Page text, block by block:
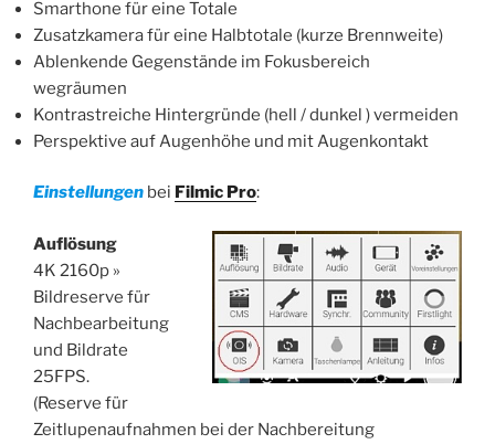
Smarthone für eine Totale
Zusatzkamera für eine Halbtotale (kurze Brennweite)
Ablenkende Gegenstände im Fokusbereich
wegräumen
Kontrastreiche Hintergründe (hell / dunkel ) vermeiden
Perspektive auf Augenhöhe und mit Augenkontakt
Einstellungen bei Filmic Pro:
Auflösung
4K 2160p »
Bildreserve für
Nachbearbeitung
und Bildrate
25FPS.
(Reserve für
Zeitlupenaufnahmen bei der Nachbereitung